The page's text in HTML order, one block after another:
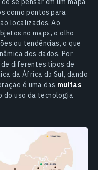
se pensar em um mapa
como pontos para
localizados. Ao
no mapa, o olho
ou tendências, o que
dos dados. Por
diferentes tipos de
da África do Sul, dando
é uma das muitas
do uso da tecnologia